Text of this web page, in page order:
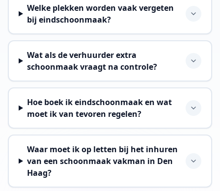
Welke plekken worden vaak vergeten
bij eindschoonmaak?
Wat als de verhuurder extra
schoonmaak vraagt na controle?
Hoe boek ik eindschoonmaak en wat
moet ik van tevoren regelen?
Waar moet ik op letten bij het inhuren
van een schoonmaak vakman in Den
Haag?